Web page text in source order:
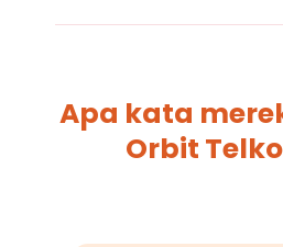
Apa kata
Orbit